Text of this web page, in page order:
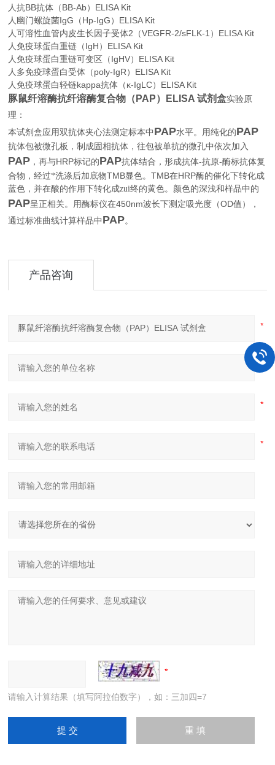
人抗BB抗体（BB-Ab）ELISA Kit
人幽门螺旋菌IgG（Hp-IgG）ELISA Kit
人可溶性血管内皮生长因子受体2（VEGFR-2/sFLK-1）ELISA Kit
人免疫球蛋白重链（IgH）ELISA Kit
人免疫球蛋白重链可变区（IgHV）ELISA Kit
人多免疫球蛋白受体（poly-IgR）ELISA Kit
人免疫球蛋白轻链kappa抗体（κ-IgLC）ELISA Kit
豚鼠纤溶酶抗纤溶酶复合物（PAP）ELISA 试剂盒实验原
理：
本试剂盒应用双抗体夹心法测定标本中 PAP水平。用纯化的PAP
抗体包被微孔板，制成固相抗体，往包被单抗的微孔中依次加入
PAP ，再与HRP标记的PAP抗体结合，形成抗体-抗原-酶标抗体复
合物，经过*洗涤后加底物TMB显色。TMB在HRP酶的催化下转化成
蓝色，并在酸的作用下转化成zui终的黄色。颜色的深浅和样品中的
PAP呈正相关。用酶标仪在450nm波长下测定吸光度（OD值），
通过标准曲线计算样品中 PAP。
产品咨询
请输入计算结果（填写阿拉伯数字），如：三加四=7